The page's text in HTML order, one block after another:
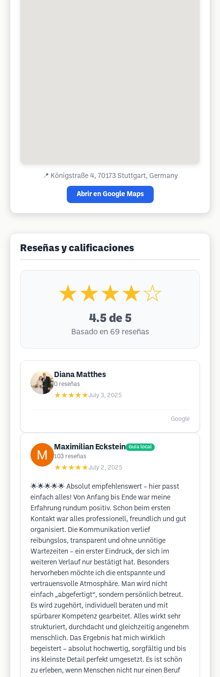
📍 Königstraße 4, 70173 Stuttgart, Germany
Abrir en Google Maps
Reseñas y calificaciones
★★★★☆
4.5 de 5
Basado en 69 reseñas
Diana Matthes
0 reseñas
★★★★★July 3, 2025
Google
Maximilian Eckstein Guía local
103 reseñas
★★★★★July 2, 2025
🌟🌟🌟🌟🌟 Absolut empfehlenswert – hier passt
einfach alles! Von Anfang bis Ende war meine
Erfahrung rundum positiv. Schon beim ersten
Kontakt war alles professionell, freundlich und gut
organisiert. Die Kommunikation verlief
reibungslos, transparent und ohne unnötige
Wartezeiten – ein erster Eindruck, der sich im
weiteren Verlauf nur bestätigt hat. Besonders
hervorheben möchte ich die entspannte und
vertrauensvolle Atmosphäre. Man wird nicht
einfach „abgefertigt“, sondern persönlich betreut.
Es wird zugehört, individuell beraten und mit
spürbarer Kompetenz gearbeitet. Alles wirkt sehr
strukturiert, durchdacht und gleichzeitig angenehm
menschlich. Das Ergebnis hat mich wirklich
begeistert – absolut hochwertig, sorgfältig und bis
ins kleinste Detail perfekt umgesetzt. Es ist schön
zu erleben, wenn Menschen nicht nur einen Beruf